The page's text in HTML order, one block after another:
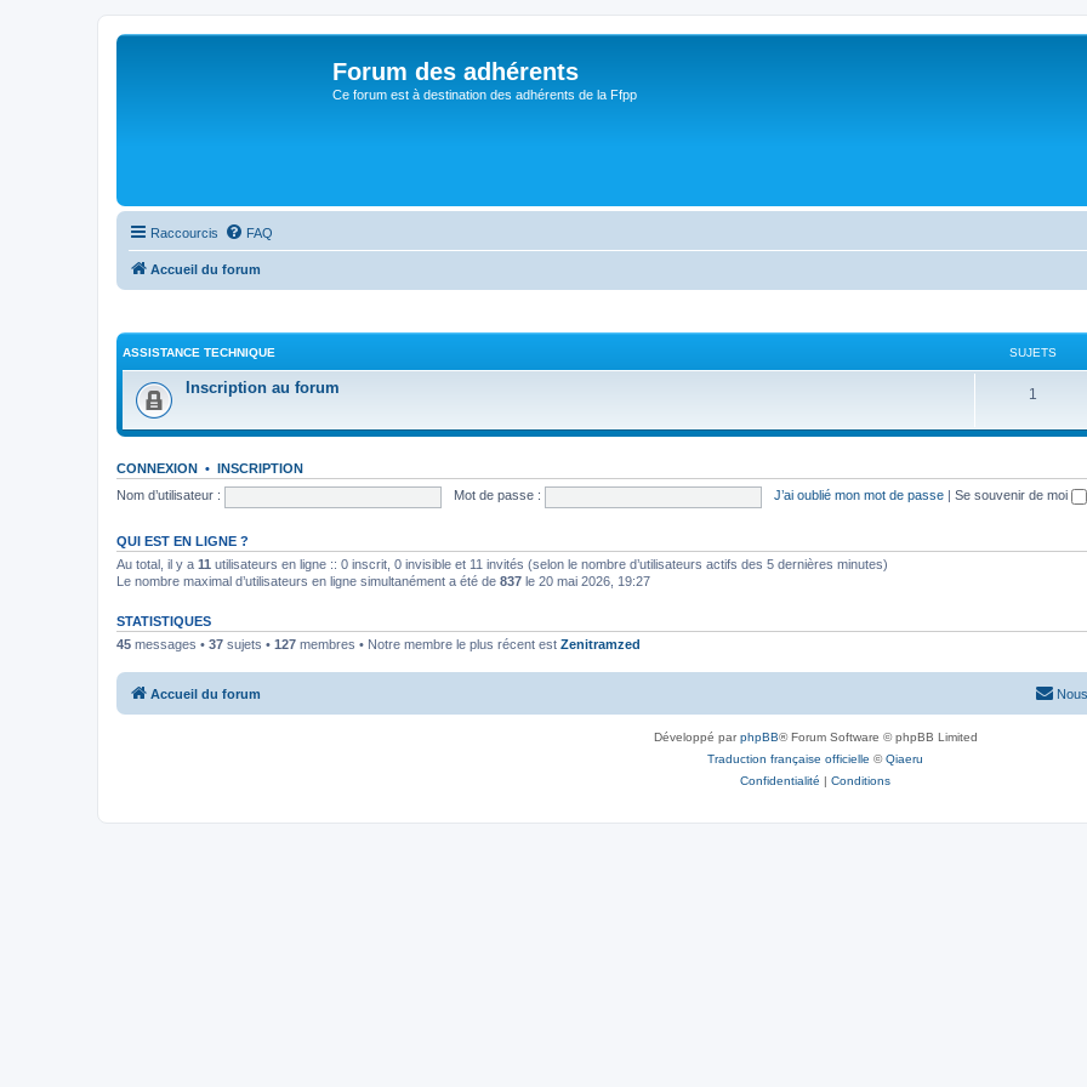
Forum des adhérents
Ce forum est à destination des adhérents de la Ffpp
Raccourcis FAQ
Accueil du forum
ASSISTANCE TECHNIQUE SUJETS
Inscription au forum 1
CONNEXION • INSCRIPTION
Nom d’utilisateur :
Mot de passe : J’ai oublié mon mot de passe Se souvenir de moi
QUI EST EN LIGNE ?
Au total, il y a 11 utilisateurs en ligne :: 0 inscrit, 0 invisible et 11 invités (selon le nombre d’utilisateurs actifs des 5 dernières minutes)
Le nombre maximal d’utilisateurs en ligne simultanément a été de 837 le 20 mai 2026, 19:27
STATISTIQUES
45 messages • 37 sujets • 127 membres • Notre membre le plus récent est Zenitramzed
Accueil du forum
Développé parphpBB® Forum Software © phpBB Limited
Traduction française officielle ©Qiaeru
Confidentialité | Conditions